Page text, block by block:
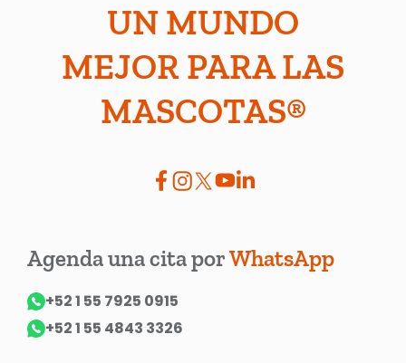
UN MUNDO
MEJOR PARA LAS
MASCOTAS®
Agenda una cita porWhatsApp
+52 1 55 7925 0915
+52 1 55 4843 3326